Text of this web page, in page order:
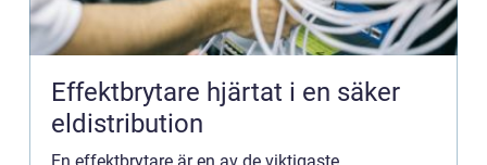
Effektbrytare hjärtat i en säker
eldistribution